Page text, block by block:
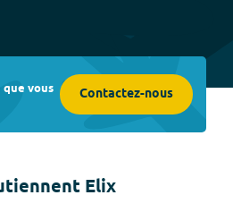
que vous Contactez-nous
Elix